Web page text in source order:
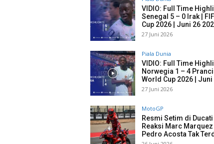
VIDIO: Full Time
Senegal 5 – 0 Irak |
Cup 2026 | Juni 26
27 Juni 2026
Piala Dunia
VIDIO: Full Time
Norwegia 1 – 4
World Cup 2026 | Juni
27 Juni 2026
MotoGP
Resmi Setim di Ducati
Reaksi Marc Marquez
Pedro Acosta Tak